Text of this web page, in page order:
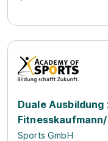
Duale
Sports GmbH